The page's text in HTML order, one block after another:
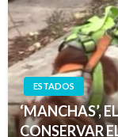
ESTADOS
‘MANCHAS’,
CONSERVAR